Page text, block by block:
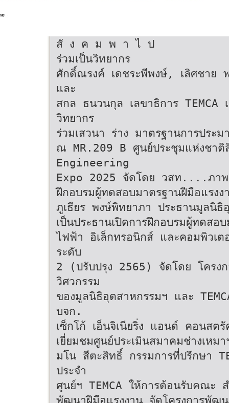
สั ง ค ม พ า ไ ป
ร่วมเป็นวิทยากร
ศักดิ์ณรงค์ เดชระพีพงษ์, เลิศชาย
และ
สกล ธนวนกุล เลขาธิการ TEMCA
วิทยากร
ร่วมเสวนา ร่าง มาตรฐานการประ
ณ MR.209 B ศูนย์ประชุมแห่งช
Engineering
Expo 2025 จัดโดย วสท....ภา
ฝึกอบรมผู้ทดสอบมาตรฐานฝีมือแรงง
ภูเธียร พงษ์พิทยาภา ประธานมูลนิธิ
เป็นประธานเปิดการฝึกอบรมผู้ทดส
ไฟฟ้า อิเล็กทรอนิกส์ และคอมพิวเต
ระดับ
2 (ปรับปรุง 2565) จัดโดย โครง
วิศวกรรม
ของมูลนิธิอุตสาหกรรมฯ และ
บจก.
เซ็กโก้ เอ็นจิเนียริ่ง แอนด์ คอน
เยี่ยมชมศูนย์ประเมินสมาคมช่างเหมา
มโน สีตะสิทธิ์ กรรมการที่ปรึกษา
ประจำ
ศูนย์ฯ TEMCA ให้การต้อนรับคณะ
พัฒนาฝีมือแรงงาน จัดโครงการพัฒ